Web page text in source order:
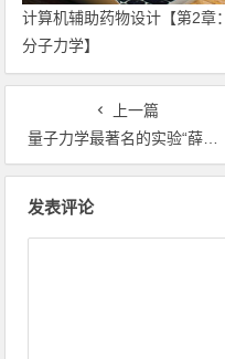
计算机辅助药物设计​【第2章：
分子力学】
上一篇
量子力学最著名的实验“薛定谔的猫”，竟然证明了信心的奥秘！
发表评论